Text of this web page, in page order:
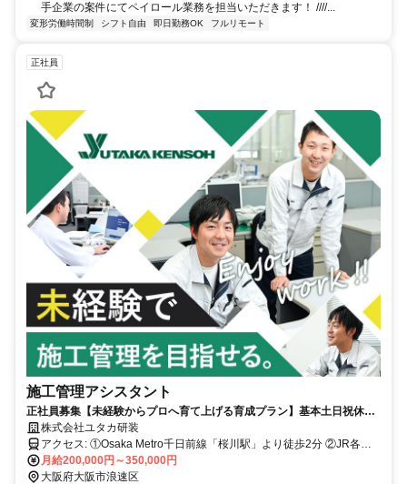
手企業の案件にてペイロール業務を担当いただきます！ ////...
変形労働時間制 シフト自由 即日勤務OK フルリモート
正社員
施工管理アシスタント
正社員募集【未経験からプロへ育て上げる育成プラン】基本土日祝休み
／残業ほぼナシで効率よく業務／昇給・賞与21期連続支給
株式会社ユタカ研装
アクセス: ①Osaka Metro千日前線「桜川駅」より徒歩2分 ②JR各線
「難波駅」より徒歩7分 ③Osaka Metro各線「なんば駅」より徒歩8分
④阪神なんば線「桜川駅」より徒歩10分
月給200,000円～350,000円
大阪府大阪市浪速区